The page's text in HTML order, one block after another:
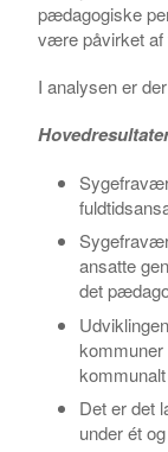
pædagogiske
være påvirket af
I analysen er
ansatte
det
Det er det
under ét